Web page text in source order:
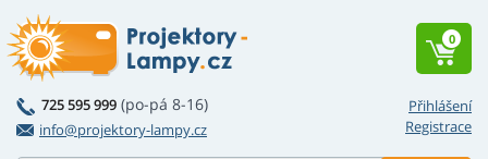
Přihlášení
Registrace
725 595 999 (po-pá 8-16)
info@projektory-lampy.cz
0